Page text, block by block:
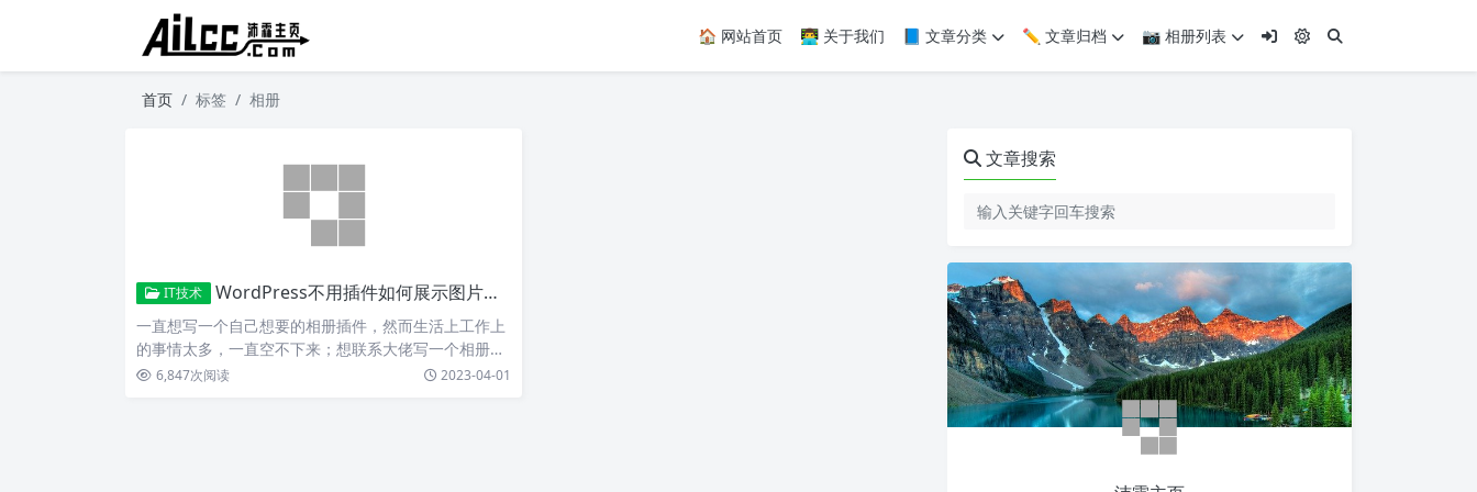
🏠 网站首页 👨‍💻 关于我们 📘 文章分类 ✏️ 文章归档 📷 相册列表
首页 标签 相册
IT技术 WordPress不用插件如何展示图片，使用相册功能！
一直想写一个自己想要的相册插件，然而生活上工作上
的事情太多，一直空不下来；想联系大佬写一个相册插
件，价格稍稍有…
6,847次阅读 2023-04-01
文章搜索